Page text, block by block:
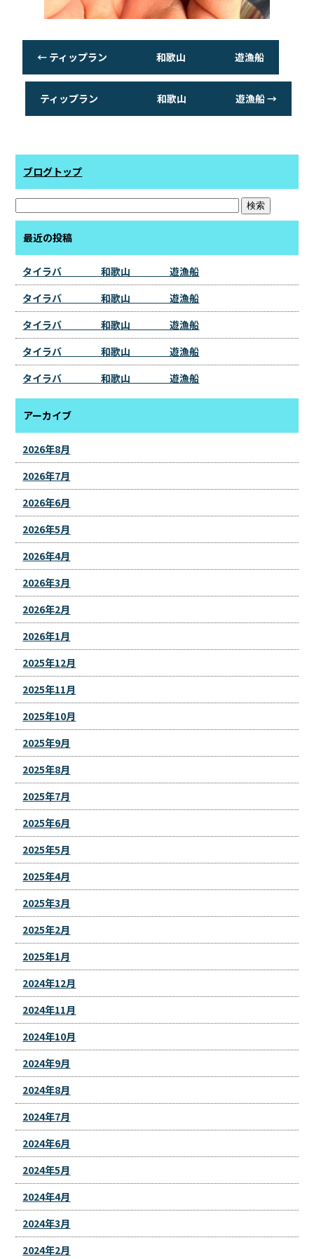
← ティップラン 和歌山 遊漁船
ティップラン 和歌山 遊漁船→
ブログトップ
最近の投稿
タイラバ 和歌山 遊漁船
タイラバ 和歌山 遊漁船
タイラバ 和歌山 遊漁船
タイラバ 和歌山 遊漁船
タイラバ 和歌山 遊漁船
アーカイブ
2026年8月
2026年7月
2026年6月
2026年5月
2026年4月
2026年3月
2026年2月
2026年1月
2025年12月
2025年11月
2025年10月
2025年9月
2025年8月
2025年7月
2025年6月
2025年5月
2025年4月
2025年3月
2025年2月
2025年1月
2024年12月
2024年11月
2024年10月
2024年9月
2024年8月
2024年7月
2024年6月
2024年5月
2024年4月
2024年3月
2024年2月